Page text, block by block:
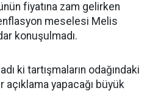
fiyatına zam gelirken
meselesi Melis
konuşulmadı.
ki tartışmaların odağındaki
açıklama yapacağı büyük